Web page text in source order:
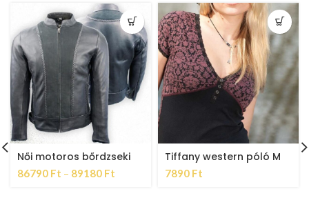
Női motoros bőrdzseki
86790 Ft – 89180 Ft
Tiffany western póló M
7890 Ft